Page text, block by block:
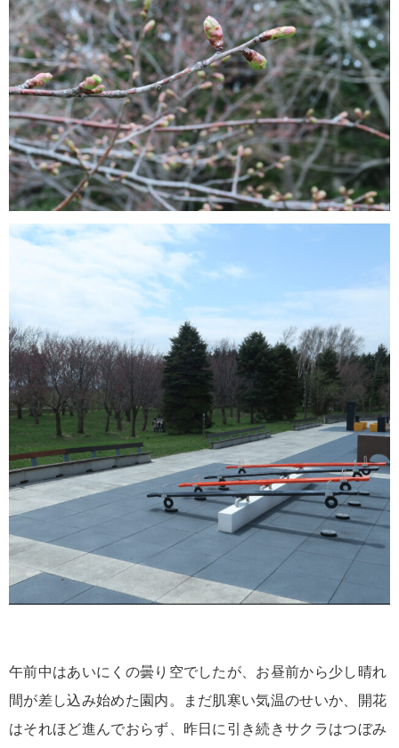
午前中はあいにくの曇り空でしたが、お昼前から少し晴れ
間が差し込み始めた園内。まだ肌寒い気温のせいか、開花
はそれほど進んでおらず、昨日に引き続きサクラはつぼみ